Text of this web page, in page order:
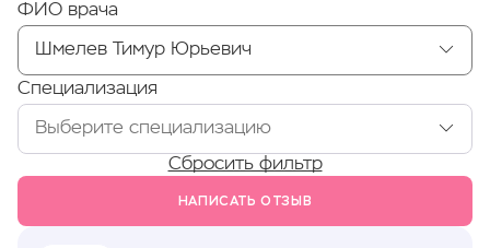
ФИО врача
Специализация
Сбросить фильтр
НАПИСАТЬ ОТЗЫВ